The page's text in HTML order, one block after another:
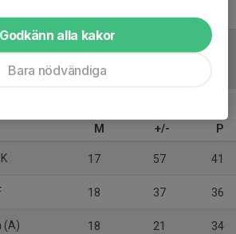
M +/- P
17 57 41
18 37 36
(A) 18 21 34
Godkänn alla kakor
Bara nödvändiga